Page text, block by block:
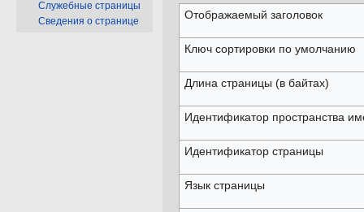
Отображаемый заголовок
Ключ сортировки по умолчанию
Длина страницы (в байтах)
Идентификатор пространства
Идентификатор страницы
Язык страницы
Служебные страницы
Сведения о странице